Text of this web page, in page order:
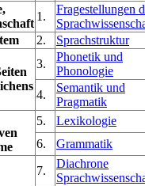
1.
Fragestellungen
2. Sprachstruktur
3.
Phonetik und
Phonologie
4.
Semantik und
Pragmatik
5.
Lexikologie
6.
Grammatik
7.
Diachrone